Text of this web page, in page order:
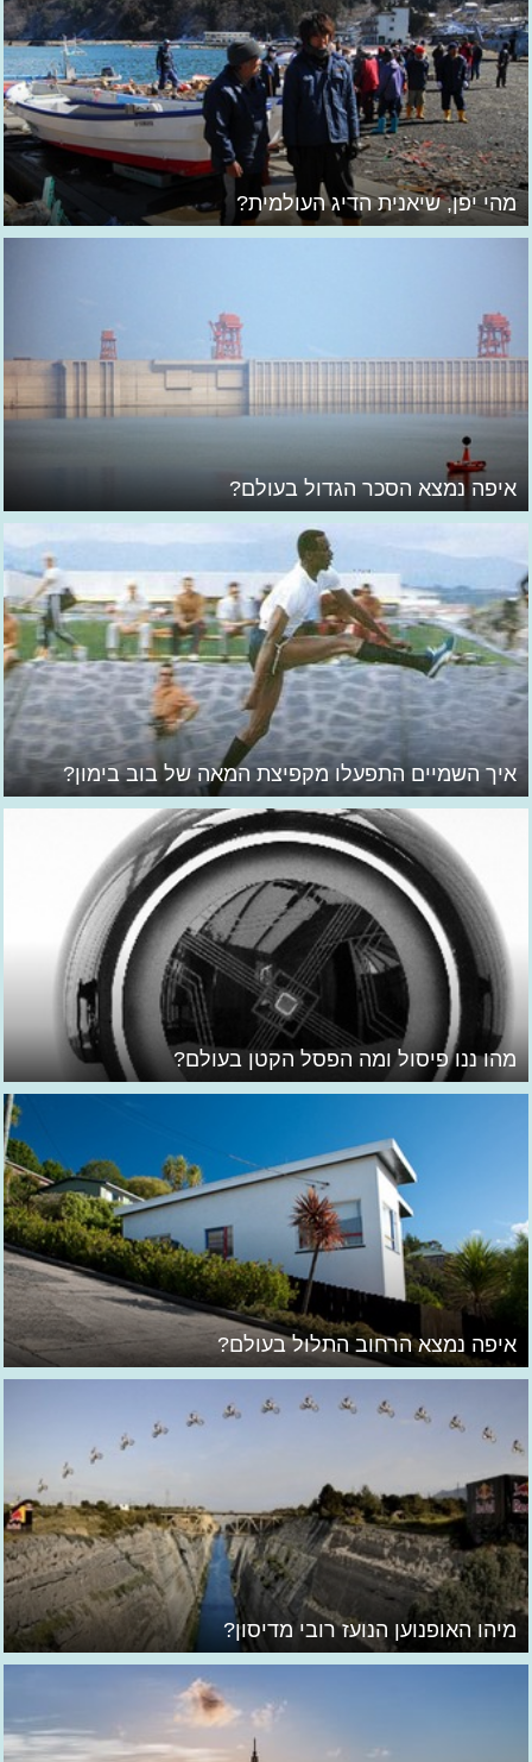
מהי יפן, שיאנית הדיג העולמית?
איפה נמצא הסכר הגדול בעולם?
איך השמיים התפעלו מקפיצת המאה של בוב בימון?
מהו ננו פיסול ומה הפסל הקטן בעולם?
איפה נמצא הרחוב התלול בעולם?
מיהו האופנוען הנועז רובי מדיסון?